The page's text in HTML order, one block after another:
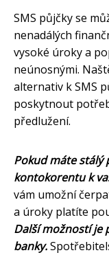
SMS půjčky se
nenadálých
vysoké úroky a
neúnosnými.
alternativ k SMS
poskytnout
předlužení.
Pokud máte stálý
kontokorentu k
vám umožní
a úroky platíte
Další možností je
banky.